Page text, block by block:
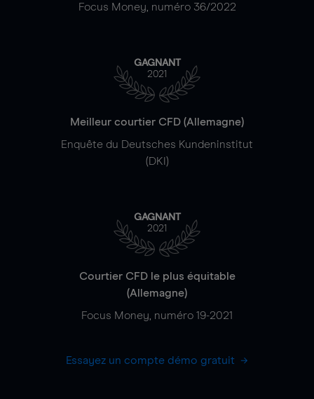
Focus Money, numéro 36/2022
GAGNANT
2021
Meilleur courtier CFD (Allemagne)
Enquête du Deutsches Kundeninstitut
(DKI)
GAGNANT
2021
Courtier CFD le plus équitable
(Allemagne)
Focus Money, numéro 19-2021
Essayez un compte démo gratuit